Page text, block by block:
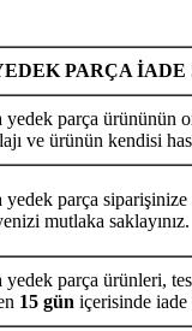
PARÇA
yedek parça ürününün
ve ürünün kendisi
yedek parça
mutlaka saklayınız.
yedek parça ürünleri,
15 gün içerisinde